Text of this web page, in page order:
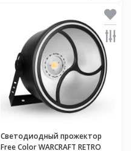
Светодиодный прожектор
Free Color WARCRAFT RETRO